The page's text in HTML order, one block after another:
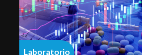
Laboratorio